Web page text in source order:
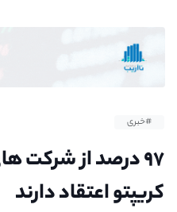
#خبری
۹۷ درصد از شرکت
کریپتو اعتقاد دارند